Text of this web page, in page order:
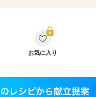
CKD（ステージ２）
療中）
乳がん（ホルモン療
中）
になる（初期）
が気になる（初期）
妊娠高血
お気に入り